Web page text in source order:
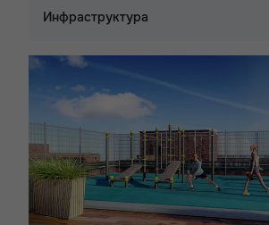
Инфраструктура